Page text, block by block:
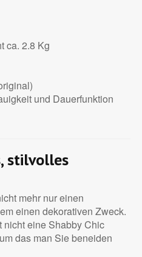
ca. 2.8 Kg
und Dauerfunktion
stilvolles
mehr nur einen
einen dekorativen Zweck.
eine Shabby Chic
das man Sie beneiden